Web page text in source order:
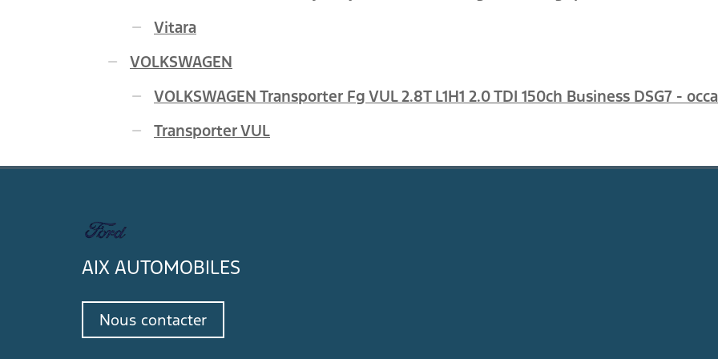
Vitara
VOLKSWAGEN
VOLKSWAGEN Transporter Fg VUL 2.8T L1H1 2.0 TDI 150ch Business DSG7 -
Transporter VUL
AIX AUTOMOBILES
Nous contacter